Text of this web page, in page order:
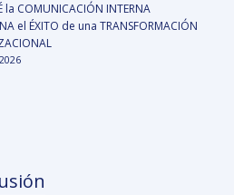
la COMUNICACIÓN INTERNA
el ÉXITO de una TRANSFORMACIÓN